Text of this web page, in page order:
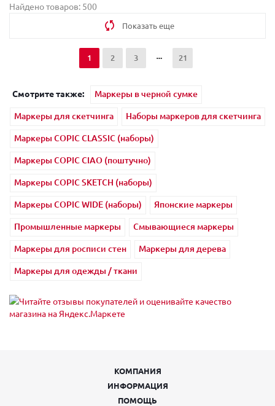
Найдено товаров: 500
Показать еще
1 2 3 21
Смотрите также:
Маркеры в черной сумке
Маркеры для скетчинга
Наборы маркеров для скетчинга
Маркеры COPIC CLASSIC (наборы)
Маркеры COPIC CIAO (поштучно)
Маркеры COPIC SKETCH (наборы)
Маркеры COPIC WIDE (наборы)
Японские маркеры
Промышленные маркеры
Смывающиеся маркеры
Маркеры для росписи стен
Маркеры для дерева
Маркеры для одежды / ткани
КОМПАНИЯ
ИНФОРМАЦИЯ
ПОМОЩЬ